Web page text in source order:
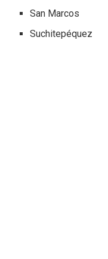
San Marcos
Suchitepéquez